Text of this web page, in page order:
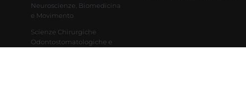
Neuroscienze, Biomedicina
e Movimento
Scienze Chirurgiche
Odontostomatologiche e